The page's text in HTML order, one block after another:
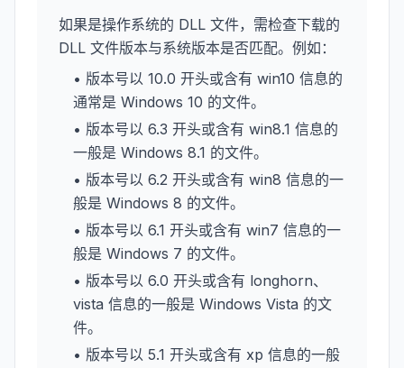
如果是操作系统的 DLL 文件，需检查下载的
DLL 文件版本与系统版本是否匹配。例如：
• 版本号以 10.0 开头或含有 win10 信息的
通常是 Windows 10 的文件。
• 版本号以 6.3 开头或含有 win8.1 信息的
一般是 Windows 8.1 的文件。
• 版本号以 6.2 开头或含有 win8 信息的一
般是 Windows 8 的文件。
• 版本号以 6.1 开头或含有 win7 信息的一
般是 Windows 7 的文件。
• 版本号以 6.0 开头或含有 longhorn、
vista 信息的一般是 Windows Vista 的文
件。
• 版本号以 5.1 开头或含有 xp 信息的一般